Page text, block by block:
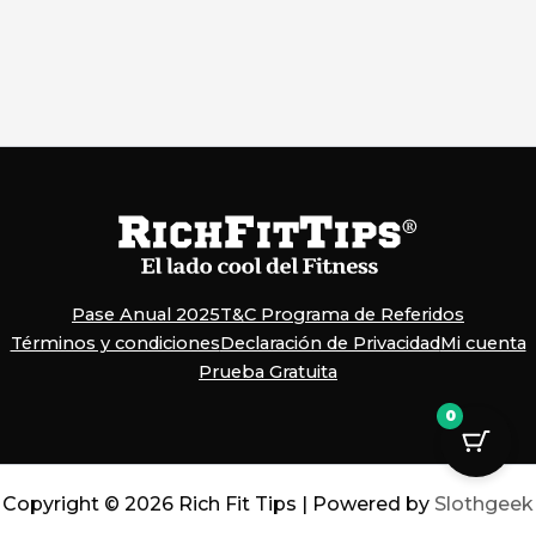
Pase Anual 2025T&C Programa de Referidos
Términos y condicionesDeclaración de PrivacidadMi cuenta
Prueba Gratuita
Copyright © 2026 Rich Fit Tips | Powered by Slothgeek
0